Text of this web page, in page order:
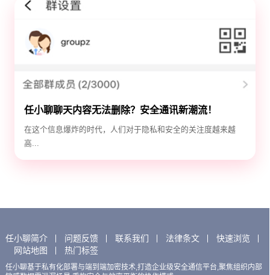
任小聊聊天内容无法删除？安全通讯新潮流！
在这个信息爆炸的时代，人们对于隐私和安全的关注度越来越
高...
任小聊简介 问题反馈 联系我们 法律条文
快速浏览
网站地图
热门标签
任小聊基于私有化部署与端到端加密技术,打造企业级安全通信平台,聚焦组织内部